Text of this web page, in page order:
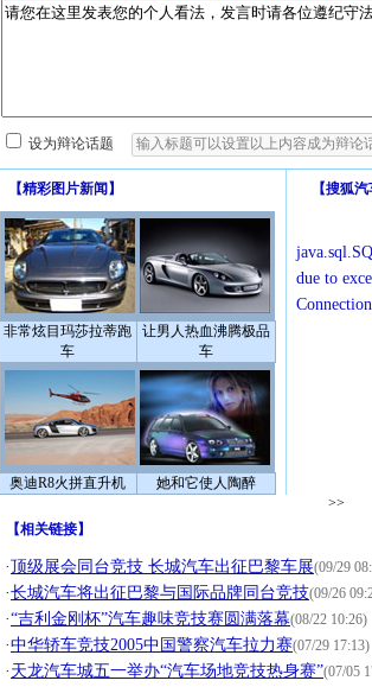
设为辩论话题
【精彩图片新闻 】
非常炫目玛莎拉蒂跑
车
让男人热血沸腾极品
车
奥迪R8火拼直升机 她和它使人陶醉
【搜狐汽
due to
>>
【相关链接】
·顶级展会同台竞技 长城汽车出征巴黎车展(09/29
·长城汽车将出征巴黎与国际品牌同台竞技(09/26
·“吉利金刚杯”汽车趣味竞技赛圆满落幕(08/22 10:26)
·中华轿车竞技2005中国警察汽车拉力赛(07/29 17:13)
· 天龙汽车城五一举办“汽车场地竞技热身赛”(07/05